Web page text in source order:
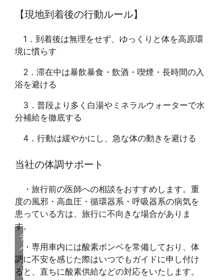
【現地到着後の行動ルール】
1．到着後は無理をせず、ゆっくりと体を高原環
境に慣らす
2．滞在中は暴飲暴食・飲酒・喫煙・長時間の入
浴を避ける
3．普段より多く白湯やミネラルウォーターで水
分補給を徹底する
4．行動は緩やかにし、急な体の動きを避ける
当社の体調サポート
・旅行前の医師への相談をおすすめします。重
度の風邪・高血圧・循環器系・呼吸器系の病気を
患っている方は、旅行に不向きな場合がありま
す。
・専用車内には酸素ボンベを常備しており、体
調に不安を感じた際はいつでもガイドに申し付け
ると、直ちに酸素供給などの対応をいたします。
チ
ベ
ッ
ト